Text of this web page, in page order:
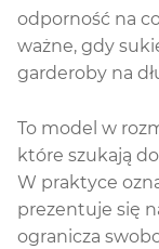
odporność na
ważne, gdy
garderoby na
To model w
które szukają
W praktyce
prezentuje się
ogranicza